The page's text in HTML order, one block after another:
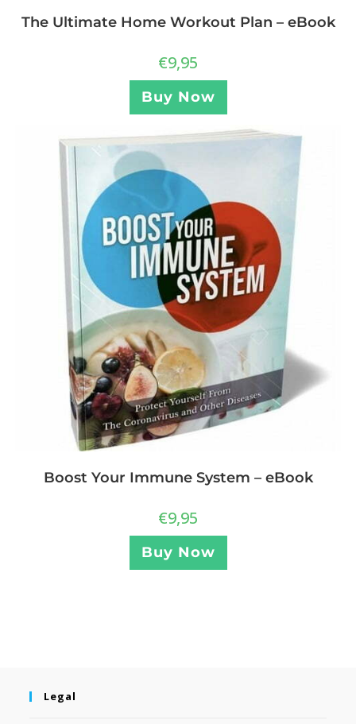
The Ultimate Home Workout Plan – eBook
€9,95
Buy Now
Boost Your Immune System – eBook
€9,95
Buy Now
Legal